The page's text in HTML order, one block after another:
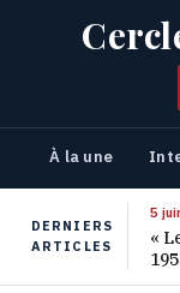
À la une
DERNIERS
ARTICLES
5
«